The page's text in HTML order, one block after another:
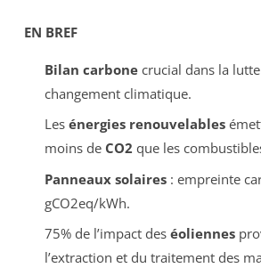
EN BREF
Bilan carbonecrucial dans la
changement climatique.
Les énergies renouvelables
moins de CO2 que les
Panneaux solaires: empreinte
gCO2eq/kWh.
75% de l’impact des éoliennes
l’extraction et du traitement des